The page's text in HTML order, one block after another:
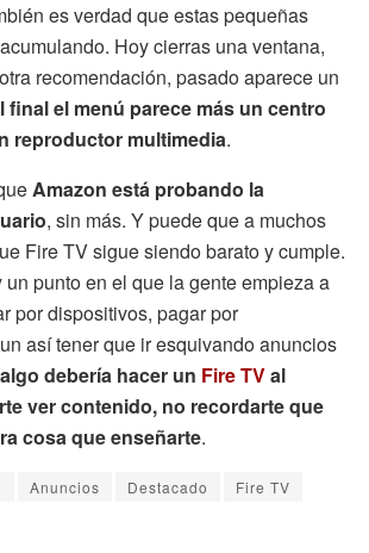
es verdad que estas pequeñas
Hoy cierras una ventana,
recomendación, pasado aparece un
final el menú parece más un centro
reproductor multimedia.
Amazon está probando la
, sin más. Y puede que a muchos
Fire TV sigue siendo barato y cumple.
un punto en el que la gente empieza a
por dispositivos, pagar por
así tener que ir esquivando anuncios
debería hacer un Fire TVal
ver contenido, no recordarte que
cosa que enseñarte.
Anuncios Destacado
Fire TV